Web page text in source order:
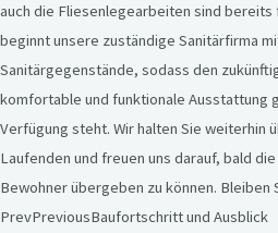
auch die Fliesenlegearbeiten sind
beginnt unsere zuständige Sanitärfirma
Sanitärgegenstände, sodass den
komfortable und funktionale Ausstattung
Verfügung steht. Wir halten Sie weiterhin
Laufenden und freuen uns darauf, bald
Bewohner übergeben zu können. Bleiben
PrevPreviousBaufortschritt und Ausblick